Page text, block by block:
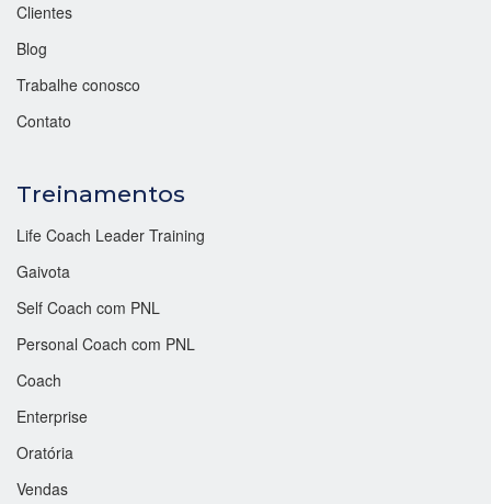
Clientes
Blog
Trabalhe conosco
Contato
Treinamentos
Life Coach Leader Training
Gaivota
Self Coach com PNL
Personal Coach com PNL
Coach
Enterprise
Oratória
Vendas